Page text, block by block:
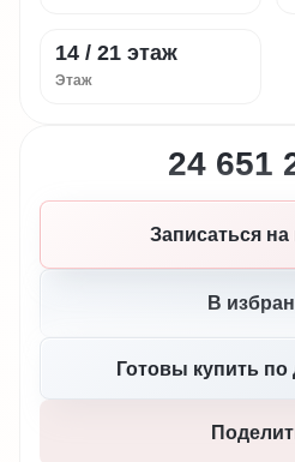
Этаж
14 / 21 этаж
24 651
Записаться
В
Готовы купить по